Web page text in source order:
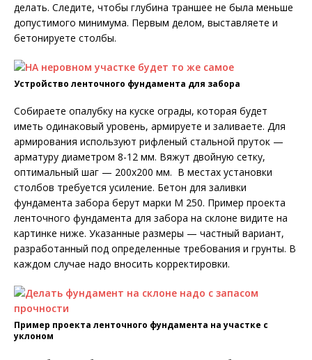
делать. Следите, чтобы глубина траншее не была меньше
допустимого минимума. Первым делом, выставляете и
бетонируете столбы.
Устройство ленточного фундамента для забора
Собираете опалубку на куске ограды, которая будет
иметь одинаковый уровень, армируете и заливаете. Для
армирования используют рифленый стальной пруток —
арматуру диаметром 8-12 мм. Вяжут двойную сетку,
оптимальный шаг — 200х200 мм. В местах установки
столбов требуется усиление. Бетон для заливки
фундамента забора берут марки М 250. Пример проекта
ленточного фундамента для забора на склоне видите на
картинке ниже. Указанные размеры — частный вариант,
разработанный под определенные требования и грунты. В
каждом случае надо вносить корректировки.
Пример проекта ленточного фундамента на участке с
уклоном